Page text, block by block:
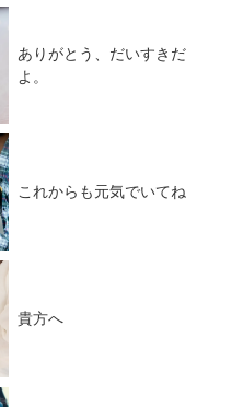
ありがとう、だいすきだ
よ。
これからも元気でいてね
貴方へ